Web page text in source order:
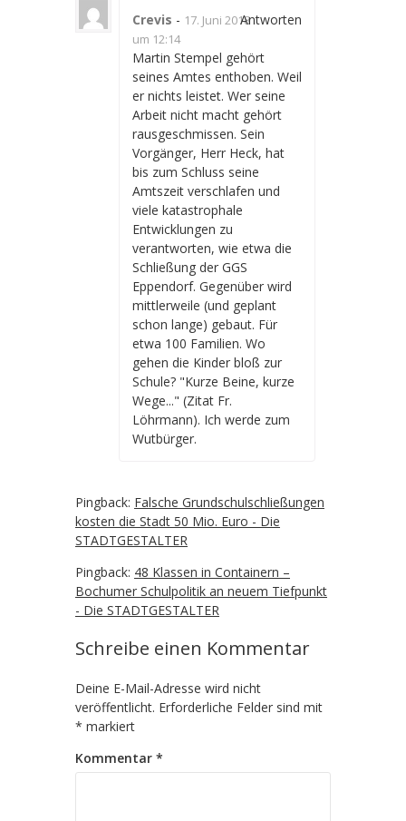
Crevis - 17. Juni 2018
um 12:14
Martin Stempel gehört
seines Amtes enthoben. Weil
er nichts leistet. Wer seine
Arbeit nicht macht gehört
rausgeschmissen. Sein
Vorgänger, Herr Heck, hat
bis zum Schluss seine
Amtszeit verschlafen und
viele katastrophale
Entwicklungen zu
verantworten, wie etwa die
Schließung der GGS
Eppendorf. Gegenüber wird
mittlerweile (und geplant
schon lange) gebaut. Für
etwa 100 Familien. Wo
gehen die Kinder bloß zur
Schule? "Kurze Beine, kurze
Wege..." (Zitat Fr.
Löhrmann). Ich werde zum
Wutbürger.
Antworten
Pingback: Falsche Grundschulschließungen
kosten die Stadt 50 Mio. Euro - Die
STADTGESTALTER
Pingback: 48 Klassen in Containern –
Bochumer Schulpolitik an neuem Tiefpunkt
- Die STADTGESTALTER
Schreibe einen Kommentar
Deine E-Mail-Adresse wird nicht
veröffentlicht. Erforderliche Felder sind mit
* markiert
Kommentar *